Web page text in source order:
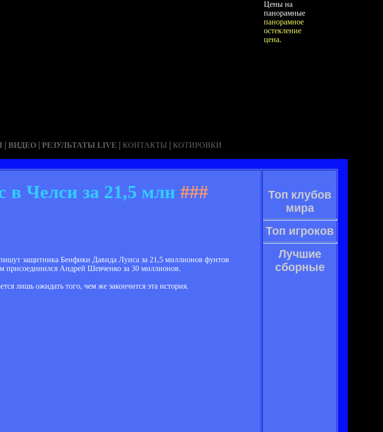
| ВИДЕО | РЕЗУЛЬТАТЫ LIVE | КОНТАКТЫ | КОТИРОВКИ
Челси за 21,5 млн ###
защитника Бенфики Давида Луиса за 21,5 миллионов фунтов
присоединился Андрей Шевченко за 30 миллионов.
лишь ожидать того, чем же закончится эта история.
Топ клубов
мира
Топ игроков
Лучшие
сборные
Цены на
панорамные
панорамное
остекление
цена.